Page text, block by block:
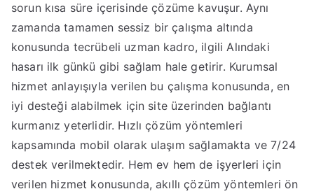
sorun kısa süre içerisinde çözüme kavuşur. Aynı
zamanda tamamen sessiz bir çalışma altında
konusunda tecrübeli uzman kadro, ilgili Alındaki
hasarı ilk günkü gibi sağlam hale getirir. Kurumsal
hizmet anlayışıyla verilen bu çalışma konusunda, en
iyi desteği alabilmek için site üzerinden bağlantı
kurmanız yeterlidir. Hızlı çözüm yöntemleri
kapsamında mobil olarak ulaşım sağlamakta ve 7/24
destek verilmektedir. Hem ev hem de işyerleri için
verilen hizmet konusunda, akıllı çözüm yöntemleri ön